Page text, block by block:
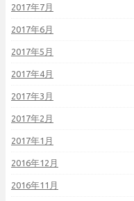
2017年7月
2017年6月
2017年5月
2017年4月
2017年3月
2017年2月
2017年1月
2016年12月
2016年11月